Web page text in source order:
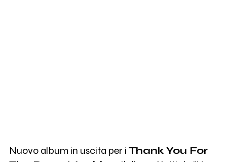
Nuovo album in uscita per i Thank You For